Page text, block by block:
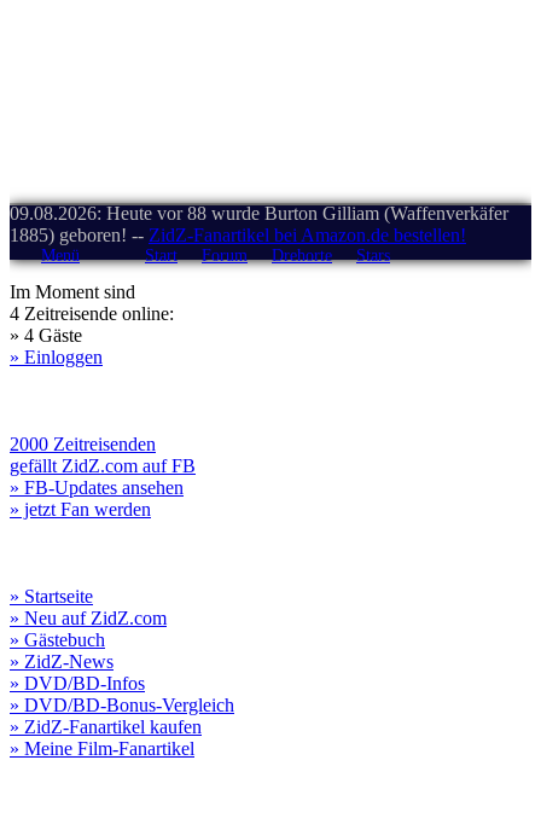
09.08.2026: Heute vor 88 wurde Burton Gilliam (Waffenverkäfer
1885) geboren! -- ZidZ-Fanartikel bei Amazon.de bestellen!
Menü Start Forum Drehorte Stars
Im Moment sind
4 Zeitreisende online:
» 4 Gäste
» Einloggen
2000 Zeitreisenden
gefällt ZidZ.com auf FB
» FB-Updates ansehen
» jetzt Fan werden
» Startseite
» Neu auf ZidZ.com
» Gästebuch
» ZidZ-News
» DVD/BD-Infos
» DVD/BD-Bonus-Vergleich
» ZidZ-Fanartikel kaufen
» Meine Film-Fanartikel